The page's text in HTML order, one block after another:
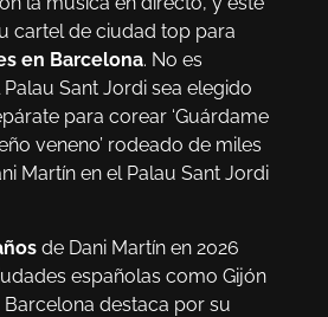
cartel de ciudad top para
en Barcelona. No es
Sant Jordi sea elegido
para corear ‘Guárdame
veneno’ rodeado de miles
Martín en el Palau Sant Jordi
de Dani Martín en 2026
españolas como Gijón
destaca por su